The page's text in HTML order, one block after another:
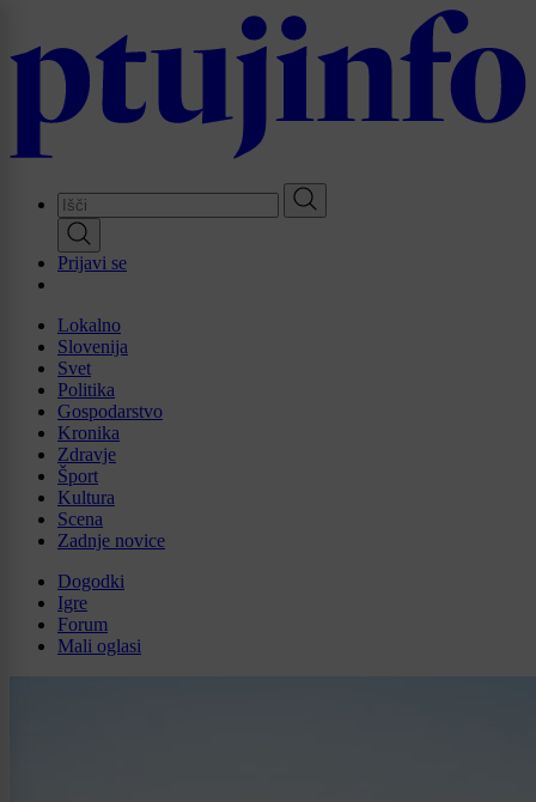
main
Prijavi se
Lokalno
Slovenija
Svet
Politika
Gospodarstvo
Kronika
Zdravje
Šport
Kultura
Scena
Zadnje novice
Dogodki
Igre
Forum
Mali oglasi